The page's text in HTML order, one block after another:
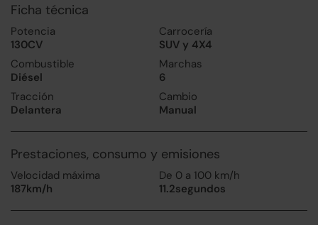
Ficha técnica
Potencia
130CV
Carrocería
SUV y 4X4
Combustible
Diésel
Marchas
6
Tracción
Delantera
Cambio
Manual
Prestaciones, consumo y emisiones
Velocidad máxima
187km/h
De 0 a 100 km/h
11.2segundos